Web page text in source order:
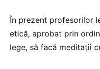
În prezent profesorilor
etică, aprobat prin
lege, să facă meditații